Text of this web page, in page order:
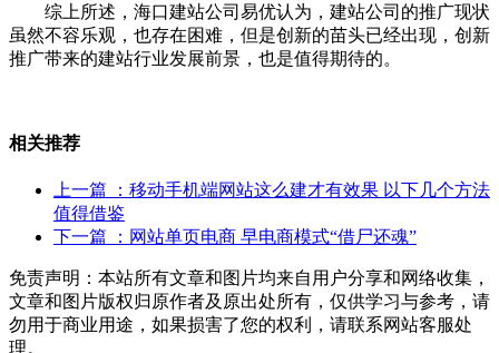
综上所述，海口建站公司易优认为，建站公司的推广现状
虽然不容乐观，也存在困难，但是创新的苗头已经出现，创新
推广带来的建站行业发展前景，也是值得期待的。
相关推荐
上一篇
：移动手机端网站这么建才有效果 以下几个方法
值得借鉴
下一篇
：网站单页电商 早电商模式“借尸还魂”
免责声明：本站所有文章和图片均来自用户分享和网络收集，
文章和图片版权归原作者及原出处所有，仅供学习与参考，请
勿用于商业用途，如果损害了您的权利，请联系网站客服处
理。